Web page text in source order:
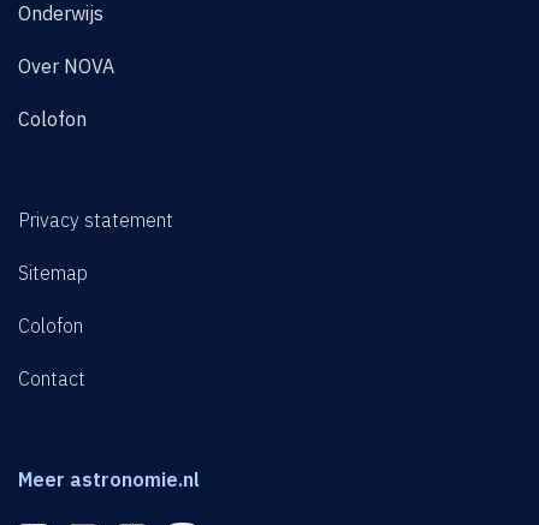
Onderwijs
Over NOVA
Colofon
Privacy statement
Sitemap
Colofon
Contact
Meer astronomie.nl